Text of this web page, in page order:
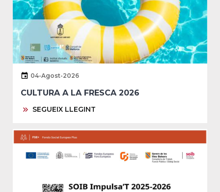
04-Agost-2026
CULTURA A LA FRESCA 2026
SEGUEIX LLEGINT